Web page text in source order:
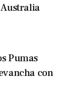
Pumas
con